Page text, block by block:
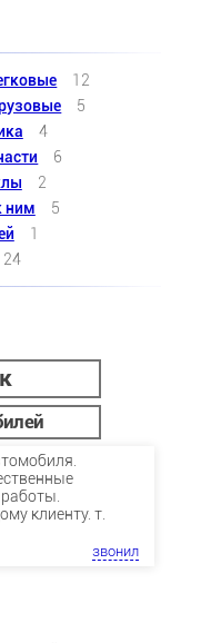
12
5
4
6
2
ним
5
1
24
клиенту. т.
звонил